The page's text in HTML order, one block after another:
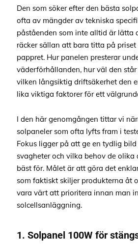
Den som söker efter den bästa
ofta av mängder av tekniska
påståenden som inte alltid är lätta
räcker sällan att bara titta på priset
pappret. Hur panelen presterar
väderförhållanden, hur väl den
vilken långsiktig driftsäkerhet den
lika viktiga faktorer för ett
I den här genomgången tittar vi
solpaneler som ofta lyfts fram i
Fokus ligger på att ge en tydlig
svagheter och vilka behov de olika
bäst för. Målet är att göra det
som faktiskt skiljer produkterna åt
vara värt att prioritera innan man
solcellsanläggning.
1. Solpanel 100W för